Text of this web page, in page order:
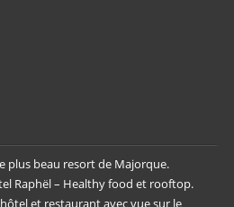
beau resort de Majorque.
Raphël – Healthy food et rooftop.
et restaurant avec vue sur le